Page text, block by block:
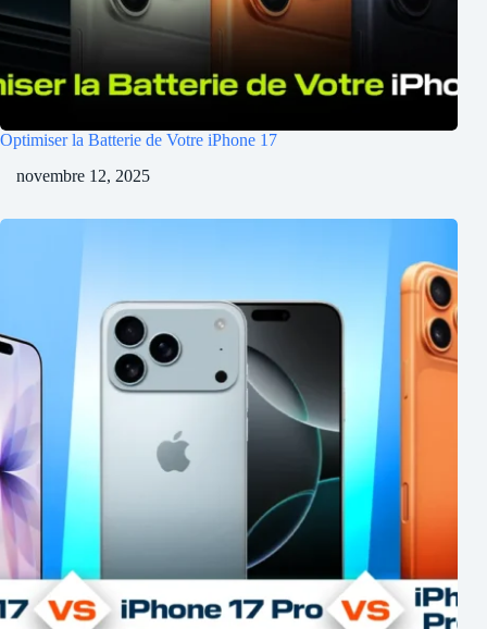
Optimiser la Batterie de Votre iPhone 17
novembre 12, 2025